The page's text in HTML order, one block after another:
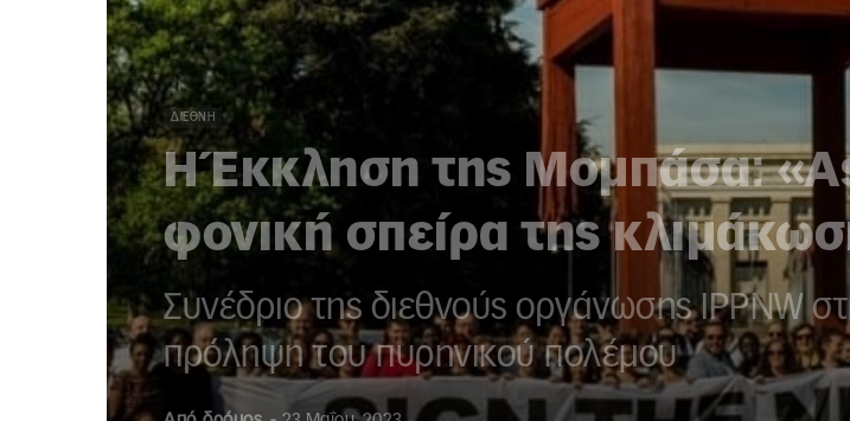
ΔΙΕΘΝΉ
Η Έκκληση της Μομπάσα:
φονική σπείρα της
Συνέδριο της διεθνούς οργάνωσης IPPNW
πρόληψη του πυρηνικού πολέμου